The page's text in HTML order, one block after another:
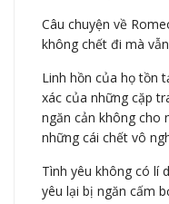
Câu chuyện về
không chết đi mà
Linh hồn của họ tồn
xác của những cặp
ngăn cản không cho
những cái chết vô
Tình yêu không có lí
yêu lại bị ngăn cấm